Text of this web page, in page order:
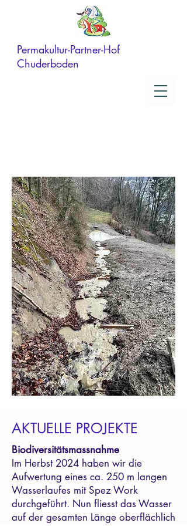
Permakultur-Partner-Hof
Chuderboden
AKTUELLE PROJEKTE
Biodiversitätsmassnahme
Im Herbst 2024 haben wir die
Aufwertung eines ca. 250 m langen
Wasserlaufes mit Spez Work
durchgeführt. Nun fliesst das Wasser
auf der gesamten Länge oberflächlich